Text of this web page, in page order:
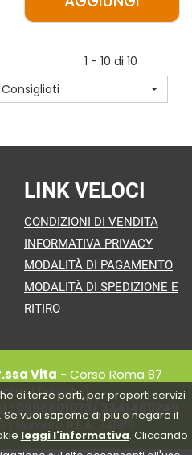
di terze parti, per proporti servizi
vuoi saperne di più o negare il
leggi l'informativa. Cliccando
AGGIUNGI
330G AL
CARRELLO
1 - 10 di 10
Consigliati
LINK VELOCI
CONDIZIONI DI VENDITA
INFORMATIVA PRIVACY
MODALITÀ DI PAGAMENTO
MODALITÀ DI SPEDIZIONE E
RITIRO
Vita - Corso Roma 87
(Taranto)
0998801073/ 3341480249
Numero R.E.A.: 141819